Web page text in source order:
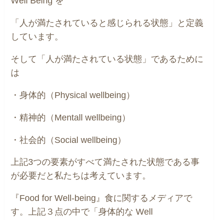
「人が満たされていると感じられる状態」と定義
しています。
そして「人が満たされている状態」であるために
は
・身体的（Physical wellbeing）
・精神的（Mentall wellbeing）
・社会的（Social wellbeing）
上記3つの要素がすべて満たされた状態である事
が必要だと私たちは考えています。
『Food for Well-being』食に関するメディアで
す。上記３点の中で「身体的な Well